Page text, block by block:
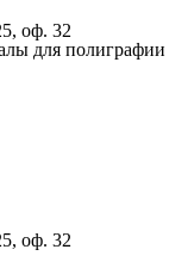
оф. 32
для полиграфии
оф. 32